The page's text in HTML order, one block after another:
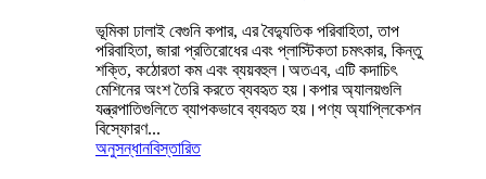
ভূমিকা ঢালাই বেগুনি কপার, এর বৈদ্যুতিক পরিবাহিতা, তাপ
পরিবাহিতা, জারা প্রতিরোধের এবং প্লাস্টিকতা চমৎকার, কিন্তু
শক্তি, কঠোরতা কম এবং ব্যয়বহুল।অতএব, এটি কদাচিৎ
মেশিনের অংশ তৈরি করতে ব্যবহৃত হয়।কপার অ্যালয়গুলি
যন্ত্রপাতিগুলিতে ব্যাপকভাবে ব্যবহৃত হয়।পণ্য অ্যাপ্লিকেশন
বিস্ফোরণ...
অনুসন্ধানবিস্তারিত